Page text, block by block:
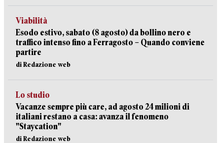
Viabilità
Esodo estivo, sabato (8 agosto) da bollino nero e
traffico intenso fino a Ferragosto – Quando conviene
partire
di Redazione web
Lo studio
Vacanze sempre più care, ad agosto 24 milioni di
italiani restano a casa: avanza il fenomeno
"Staycation"
di Redazione web